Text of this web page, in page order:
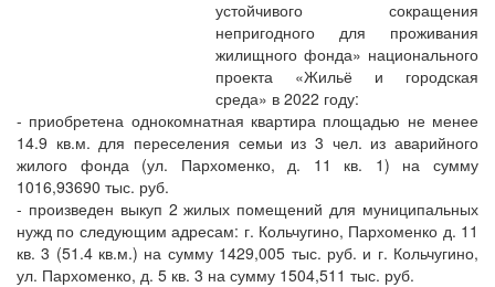
устойчивого сокращения
непригодного для проживания
жилищного фонда» национального
проекта «Жильё и городская
среда» в 2022 году:
- приобретена однокомнатная квартира площадью не менее
14.9 кв.м. для переселения семьи из 3 чел. из аварийного
жилого фонда (ул. Пархоменко, д. 11 кв. 1) на сумму
1016,93690 тыс. руб.
- произведен выкуп 2 жилых помещений для муниципальных
нужд по следующим адресам: г. Кольчугино, Пархоменко д. 11
кв. 3 (51.4 кв.м.) на сумму 1429,005 тыс. руб. и г. Кольчугино,
ул. Пархоменко, д. 5 кв. 3 на сумму 1504,511 тыс. руб.